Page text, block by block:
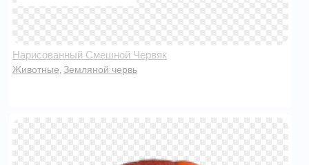
Нарисованный Смешной Червяк
Животные Земляной червь